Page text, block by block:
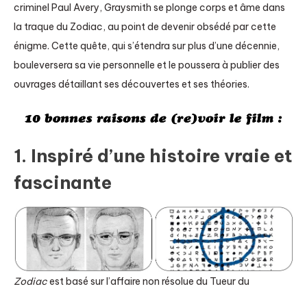
criminel Paul Avery, Graysmith se plonge corps et âme dans
la traque du Zodiac, au point de devenir obsédé par cette
énigme. Cette quête, qui s’étendra sur plus d’une décennie,
bouleversera sa vie personnelle et le poussera à publier des
ouvrages détaillant ses découvertes et ses théories.
1. Inspiré d’une histoire vraie et
fascinante
Zodiacest basé sur l’affaire non résolue du Tueur du